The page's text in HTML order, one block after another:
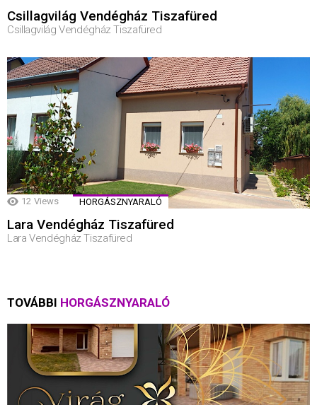
Csillagvilág Vendégház Tiszafüred
Csillagvilág Vendégház Tiszafüred
12 Views HORGÁSZNYARALÓ
Lara Vendégház Tiszafüred
Lara Vendégház Tiszafüred
TOVÁBBI HORGÁSZNYARALÓ